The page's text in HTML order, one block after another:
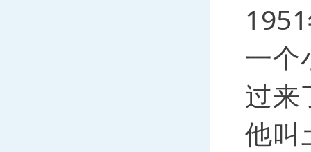
一个
过来
他叫